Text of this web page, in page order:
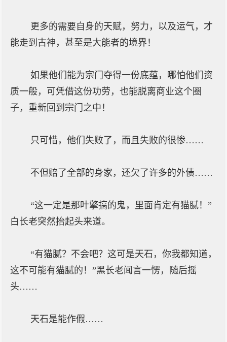
更多的需要自身的天赋，努力，以及运气，才
能走到古神，甚至是大能者的境界！
如果他们能为宗门夺得一份底蕴，哪怕他们资
质一般，可凭借这份功劳，也能脱离商业这个圈
子，重新回到宗门之中！
只可惜，他们失败了，而且失败的很惨……
不但赔了全部的身家，还欠了许多的外债……
“这一定是那叶擎搞的鬼，里面肯定有猫腻！”
白长老突然抬起头来道。
“有猫腻？不会吧？这可是天石，你我都知道，
这不可能有猫腻的！”黑长老闻言一愣，随后摇
头……
天石是能作假……